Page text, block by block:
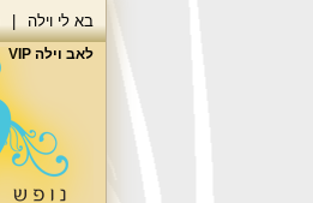
בא לי וילה
לאב וילה VIP